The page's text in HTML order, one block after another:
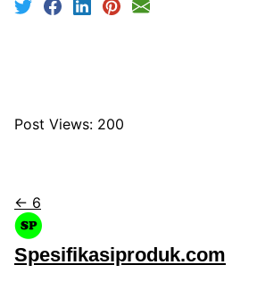
Post Views: 200
← 6
Spesifikasiproduk.com